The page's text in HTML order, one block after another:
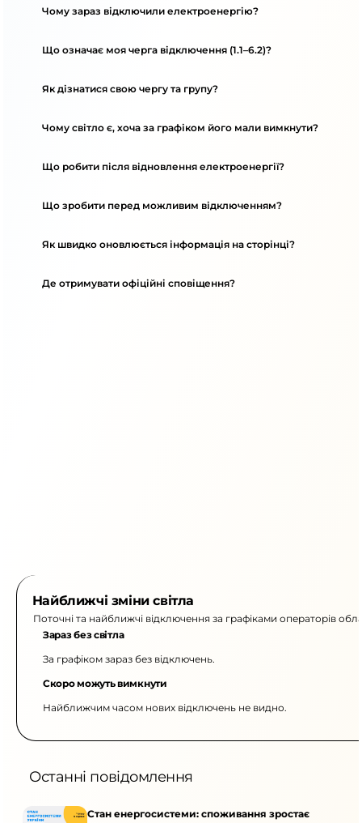
Чому зараз відключили електроенергію?
Що означає моя черга відключення (1.1–6.2)?
Як дізнатися свою чергу та групу?
Чому світло є, хоча за графіком його мали вимкнути?
Що робити після відновлення електроенергії?
Що зробити перед можливим відключенням?
Як швидко оновлюється інформація на сторінці?
Де отримувати офіційні сповіщення?
Найближчі зміни світла
Поточні та найближчі відключення за графіками операторів
Зараз без світла
За графіком зараз без відключень.
Скоро можуть вимкнути
Найближчим часом нових відключень не видно.
Останні повідомлення
Стан енергосистеми: споживання зростає